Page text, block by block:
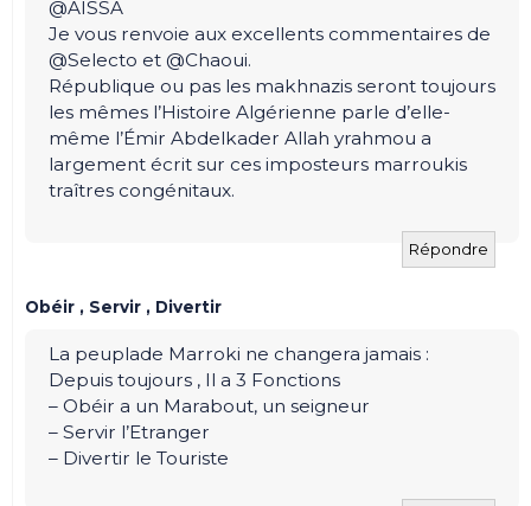
@AISSA
Je vous renvoie aux excellents commentaires de
@Selecto et @Chaoui.
République ou pas les makhnazis seront toujours
les mêmes l’Histoire Algérienne parle d’elle-
même l’Émir Abdelkader Allah yrahmou a
largement écrit sur ces imposteurs marroukis
traîtres congénitaux.
Répondre
Obéir , Servir , Divertir
La peuplade Marroki ne changera jamais :
Depuis toujours , Il a 3 Fonctions
– Obéir a un Marabout, un seigneur
– Servir l’Etranger
– Divertir le Touriste